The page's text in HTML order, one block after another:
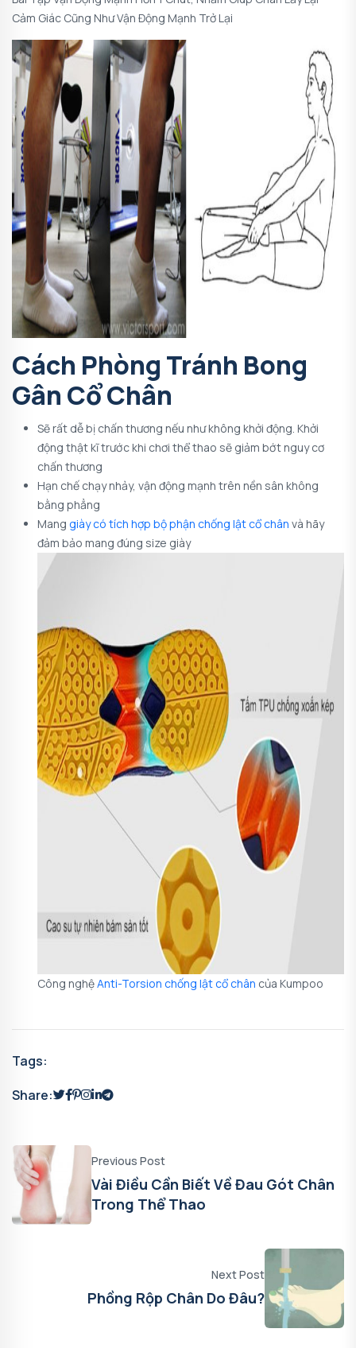
Cảm Giác Cũng Như Vận Động Mạnh Trở Lại
Cách Phòng Tránh Bong
Gân Cổ Chân
Sẽ rất dễ bị chấn thương nếu như không khởi động. Khởi
động thật kĩ trước khi chơi thể thao sẽ giảm bớt nguy cơ
chấn thương
Hạn chế chạy nhảy, vận động mạnh trên nền sân không
bằng phẳng
Mang giày có tích hợp bộ phận chống lật cổ chân và hãy
đảm bảo mang đúng size giày
Công nghệAnti-Torsion chống lật cổ chân của Kumpoo
Tags:
Share:
Previous Post
Vài Điều Cần Biết Về Đau Gót Chân
Trong Thể Thao
Next Post
Phồng Rộp Chân Do Đâu?